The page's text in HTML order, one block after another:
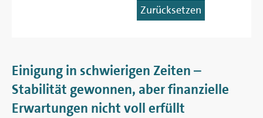
Einigung in schwierigen Zeiten –
Stabilität gewonnen, aber finanzielle
Erwartungen nicht voll erfüllt